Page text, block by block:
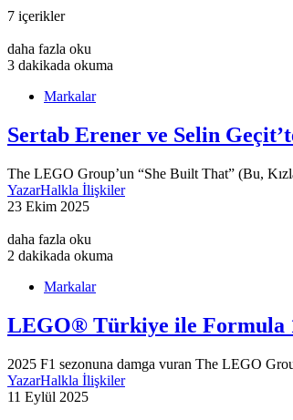
7 içerikler
daha fazla oku
3 dakikada okuma
Markalar
Sertab Erener ve Selin
The LEGO Group’un “She Built That” (Bu,
YazarHalkla İlişkiler
23 Ekim 2025
daha fazla oku
2 dakikada okuma
Markalar
LEGO® Türkiye ile Formula
2025 F1 sezonuna damga vuran The LEGO
YazarHalkla İlişkiler
11 Eylül 2025